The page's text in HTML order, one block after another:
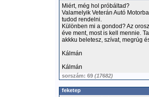
Miért, még hol próbáltad?
Valamelyik Veterán Autó
tudod rendelni.
Különben mi a gondod? Az
éve ment, most is kell mennie.
akkku beletesz, szívat, megrúg
Kálmán
Kálmán
sorszám: 69 (17682)
feketep